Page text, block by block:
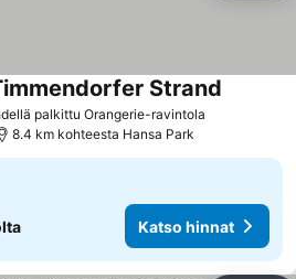
palkittu Orangerie-ravintola
Strand
8.4 km kohteesta Hansa Park
Katso hinnat